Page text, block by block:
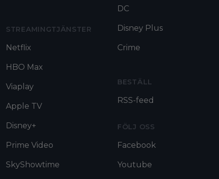
STREAMINGTJÄNSTER
Netflix
HBO Max
Viaplay
Apple TV
Disney+
Prime Video
SkyShowtime
DC
Disney Plus
Crime
BESTÄLL
RSS-feed
FÖLJ OSS
Facebook
Youtube